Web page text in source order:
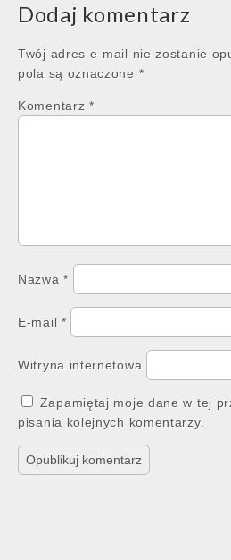
Dodaj komentarz
Twój adres e-mail nie zostanie
pola są oznaczone *
Komentarz *
Nazwa*
E-mail *
Witryna internetowa
Zapamiętaj moje dane w tej
pisania kolejnych komentarzy.